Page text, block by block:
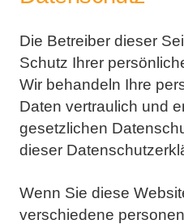
Die Betreiber dieser
Schutz Ihrer
Wir behandeln Ihre
Daten vertraulich und
gesetzlichen
dieser
Wenn Sie diese
verschiedene